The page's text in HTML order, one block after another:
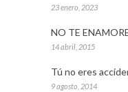
23 enero, 2023
NO TE
14 abril, 2015
Tú no eres
9 agosto, 2014